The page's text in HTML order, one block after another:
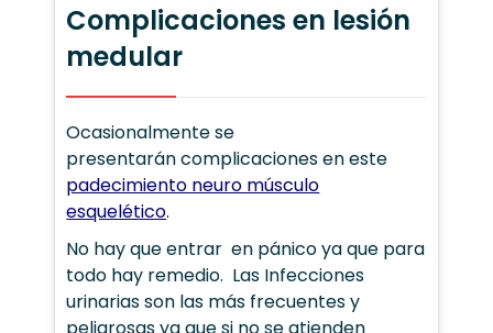
Complicaciones en lesión
medular
Ocasionalmente se
presentarán complicaciones en este
padecimiento neuro músculo
esquelético.
No hay que entrar en pánico ya que para
todo hay remedio. Las Infecciones
urinarias son las más frecuentes y